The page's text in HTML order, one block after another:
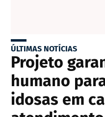
ÚLTIMAS NOTÍCIAS
Projeto
humano
idosas em